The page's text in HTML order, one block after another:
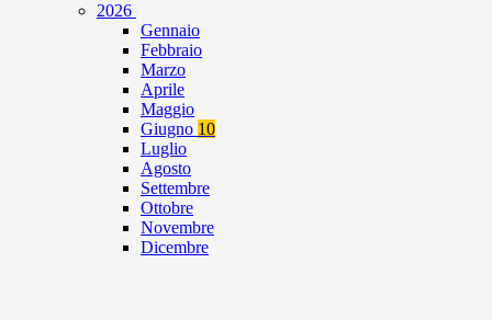
2026
Gennaio
Febbraio
Marzo
Aprile
Maggio
Giugno 10
Luglio
Agosto
Settembre
Ottobre
Novembre
Dicembre